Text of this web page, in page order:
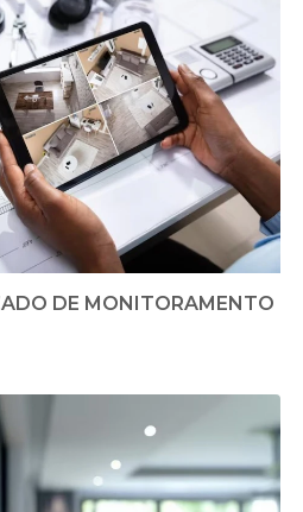
DE MONITORAMENTO